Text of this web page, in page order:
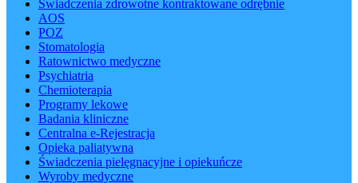
Świadczenia zdrowotne kontraktowane odrębnie
AOS
POZ
Stomatologia
Ratownictwo medyczne
Psychiatria
Chemioterapia
Programy lekowe
Badania kliniczne
Centralna e-Rejestracja
Opieka paliatywna
Świadczenia pielęgnacyjne i opiekuńcze
Wyroby medyczne